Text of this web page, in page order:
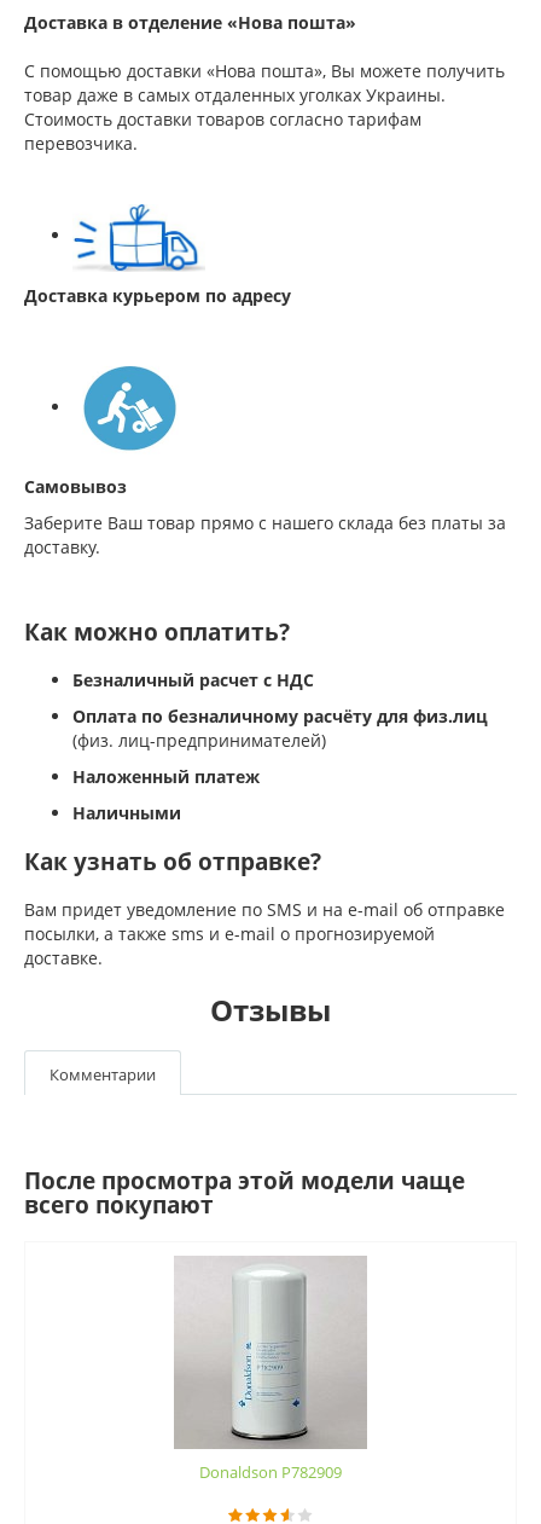
Доставка в отделение «Нова пошта»
С помощью доставки «Нова пошта», Вы можете получить
товар даже в самых отдаленных уголках Украины.
Стоимость доставки товаров согласно тарифам
перевозчика.
Доставка курьером по адресу
Самовывоз
Заберите Ваш товар прямо с нашего склада без платы за
доставку.
Как можно оплатить?
Безналичный расчет с НДС
Оплата по безналичному расчёту для физ.лиц
(физ. лиц-предпринимателей)
Наложенный платеж
Наличными
Как узнать об отправке?
Вам придет уведомление по SMS и на e-mail об отправке
посылки, а также sms и e-mail о прогнозируемой
доставке.
Отзывы
Комментарии
После просмотра этой модели чаще
всего покупают
Donaldson P782909